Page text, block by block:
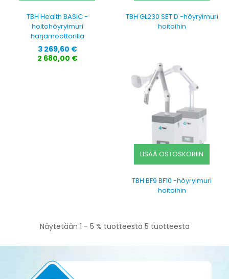
TBH Health BASIC -
hoitohöyryimuri
harjamoottorilla
Hinta
3 269,60 €
2 680,00 €
TBH GL230 SET D -höyryimuri
hoitoihin
LISÄÄ OSTOSKORIIN
TBH BF9 BF10 -höyryimuri
hoitoihin
Näytetään 1 - 5 % tuotteesta 5 tuotteesta